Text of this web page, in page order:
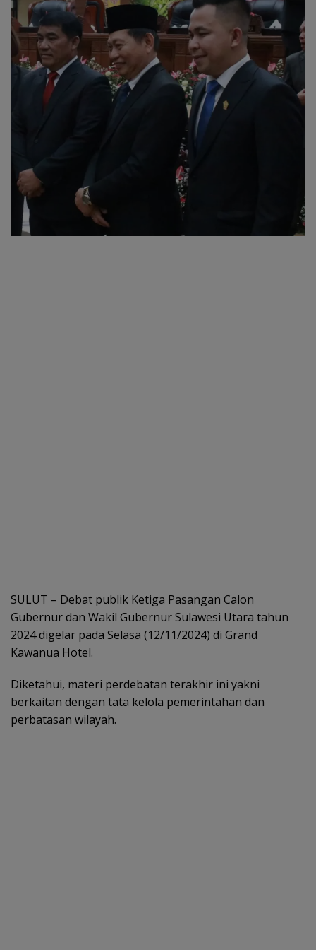
SULUT – Debat publik Ketiga Pasangan Calon
Gubernur dan Wakil Gubernur Sulawesi Utara tahun
2024 digelar pada Selasa (12/11/2024) di Grand
Kawanua Hotel.
Diketahui, materi perdebatan terakhir ini yakni
berkaitan dengan tata kelola pemerintahan dan
perbatasan wilayah.